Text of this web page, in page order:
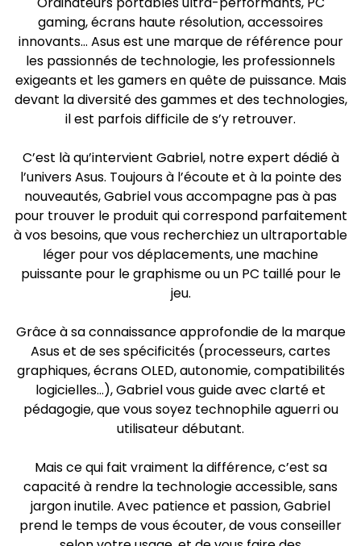
gaming, écrans haute résolution, accessoires
innovants… Asus est une marque de référence pour
les passionnés de technologie, les professionnels
exigeants et les gamers en quête de puissance. Mais
devant la diversité des gammes et des technologies,
il est parfois difficile de s’y retrouver.
C’est là qu’intervient Gabriel, notre expert dédié à
l’univers Asus. Toujours à l’écoute et à la pointe des
nouveautés, Gabriel vous accompagne pas à pas
pour trouver le produit qui correspond parfaitement
à vos besoins, que vous recherchiez un ultraportable
léger pour vos déplacements, une machine
puissante pour le graphisme ou un PC taillé pour le
jeu.
Grâce à sa connaissance approfondie de la marque
Asus et de ses spécificités (processeurs, cartes
graphiques, écrans OLED, autonomie, compatibilités
logicielles…), Gabriel vous guide avec clarté et
pédagogie, que vous soyez technophile aguerri ou
utilisateur débutant.
Mais ce qui fait vraiment la différence, c’est sa
capacité à rendre la technologie accessible, sans
jargon inutile. Avec patience et passion, Gabriel
prend le temps de vous écouter, de vous conseiller